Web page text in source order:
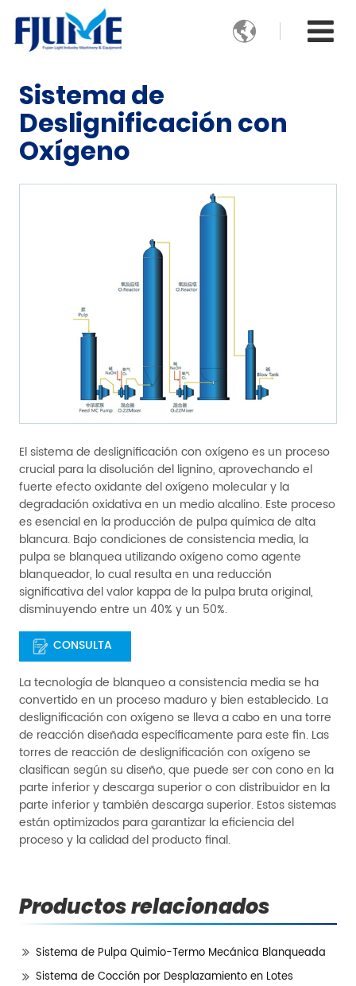

Sistema de
Deslignificación con
Oxígeno
El sistema de deslignificación con oxígeno es un proceso
crucial para la disolución del lignino, aprovechando el
fuerte efecto oxidante del oxígeno molecular y la
degradación oxidativa en un medio alcalino. Este proceso
es esencial en la producción de pulpa química de alta
blancura. Bajo condiciones de consistencia media, la
pulpa se blanquea utilizando oxígeno como agente
blanqueador, lo cual resulta en una reducción
significativa del valor kappa de la pulpa bruta original,
disminuyendo entre un 40% y un 50%.
CONSULTA
La tecnología de blanqueo a consistencia media se ha
convertido en un proceso maduro y bien establecido. La
deslignificación con oxígeno se lleva a cabo en una torre
de reacción diseñada específicamente para este fin. Las
torres de reacción de deslignificación con oxígeno se
clasifican según su diseño, que puede ser con cono en la
parte inferior y descarga superior o con distribuidor en la
parte inferior y también descarga superior. Estos sistemas
están optimizados para garantizar la eficiencia del
proceso y la calidad del producto final.
Productos relacionados
Sistema de Pulpa Quimio-Termo Mecánica Blanqueada
Sistema de Cocción por Desplazamiento en Lotes